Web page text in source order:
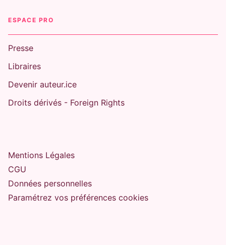
ESPACE PRO
Presse
Libraires
Devenir auteur.ice
Droits dérivés - Foreign Rights
Mentions Légales
CGU
Données personnelles
Paramétrez vos préférences cookies